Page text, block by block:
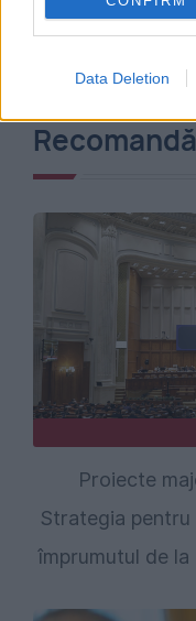
Data Deletion
Proiecte
Strategia
împrumutul de